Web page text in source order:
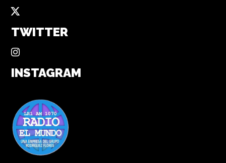
TWITTER
INSTAGRAM